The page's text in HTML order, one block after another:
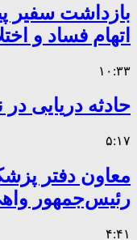
بازداشت سفیر
اتهام فساد و
۱۰:۳۳
حادثه دریایی
۵:۱۷
معاون دفتر
رئیس‌جمهور
۴:۴۱